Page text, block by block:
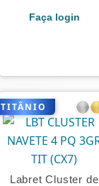
Faça login
TITÂNIO
Labret Cluster de